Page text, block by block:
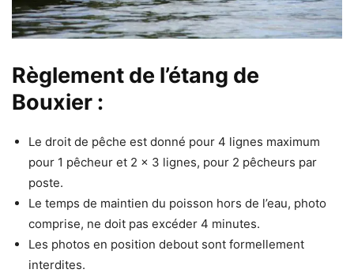
Règlement de l’étang de
Bouxier :
Le droit de pêche est donné pour 4 lignes maximum
pour 1 pêcheur et 2 x 3 lignes, pour 2 pêcheurs par
poste.
Le temps de maintien du poisson hors de l’eau, photo
comprise, ne doit pas excéder 4 minutes.
Les photos en position debout sont formellement
interdites.